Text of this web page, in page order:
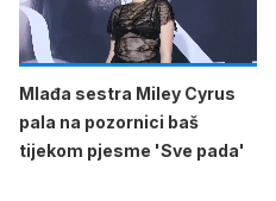
Mlađa sestra Miley Cyrus
pala na pozornici baš
tijekom pjesme 'Sve pada'